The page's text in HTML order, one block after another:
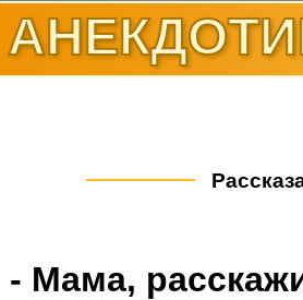
- Мама,